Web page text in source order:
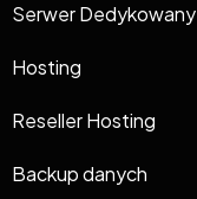
Serwer Dedykowany
Hosting
Reseller Hosting
Backup danych